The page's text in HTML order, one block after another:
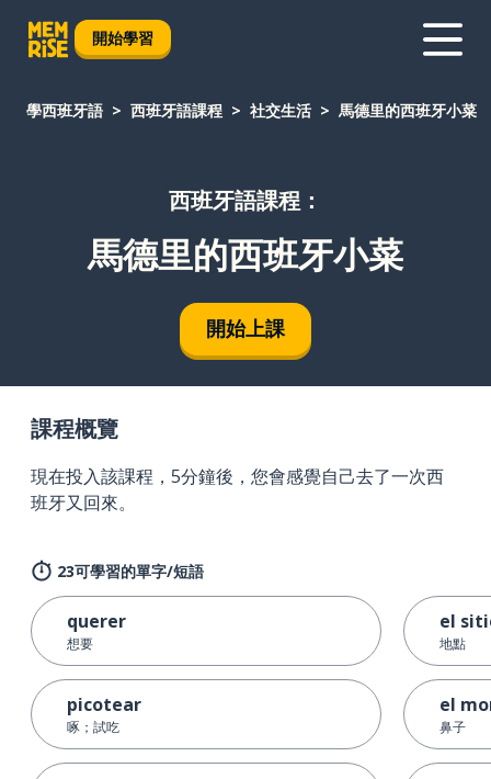
開始學習
學西班牙語 西班牙語課程 社交生活 馬德里的西班牙小菜
西班牙語課程：
馬德里的西班牙小菜
開始上課
課程概覽
現在投入該課程，5分鐘後，您會感覺自己去了一次西
班牙又回來。
23可學習的單字/短語
querer
想要
picotear
啄；試吃
el
地點
el
鼻子